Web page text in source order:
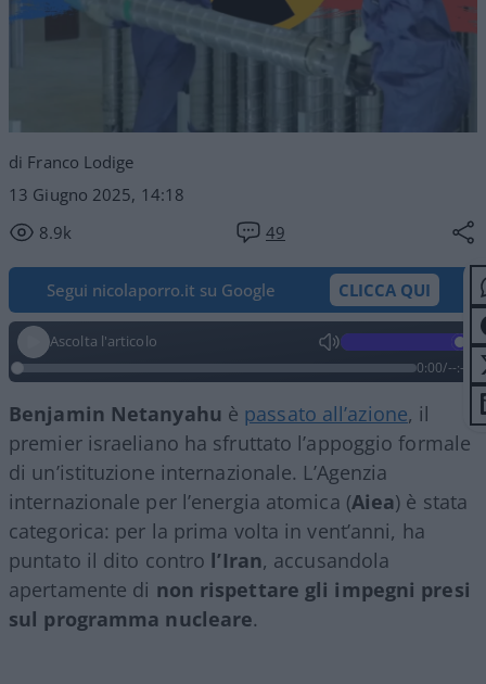
di Franco Lodige
13 Giugno 2025, 14:18
8.9k
49
Segui nicolaporro.it su Google CLICCA QUI
Ascolta l'articolo
0:00/--:--
Benjamin Netanyahu è passato all’azione, il
premier israeliano ha sfruttato l’appoggio formale
di un’istituzione internazionale. L’Agenzia
internazionale per l’energia atomica (Aiea) è stata
categorica: per la prima volta in vent’anni, ha
puntato il dito contro l’Iran, accusandola
apertamente di non rispettare gli impegni presi
sul programma nucleare.